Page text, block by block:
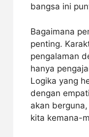
bangsa ini
Bagaimana
penting.
pengalaman
hanya
Logika yang
dengan
akan
kita kemana-